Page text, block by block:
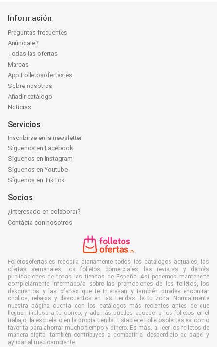
Información
Preguntas frecuentes
Anúnciate?
Todas las ofertas
Marcas
App Folletosofertas.es
Sobre nosotros
Añadir catálogo
Noticias
Servicios
Inscribirse en la newsletter
Síguenos en Facebook
Síguenos en Instagram
Síguenos en Youtube
Síguenos en TikTok
Socios
¿Interesado en colaborar?
Contácta con nosotros
Folletosofertas.es recopila diariamente todos los catálogos actuales, las
ofertas semanales, los folletos comerciales, las revistas y demás
publicaciones de todas las tiendas de España. Así podemos mantenerte
completamente informado/a sobre las promociones de los folletos, los
descuentos y las ofertas que te interesan y también puedes encontrar
chollos, rebajas y descuentos en las tiendas de tu zona. Normalmente
nuestra página cuenta con los catálogos más recientes antes de que
lleguen incluso a tu correo, y además puedes acceder a los folletos en el
trabajo, la escuela o en la propia tienda. Establece Folletosofertas.es como
favorita para ahorrar mucho tiempo y dinero. Es más, al leer los folletos de
manera digital también contribuyes a combatir el desperdicio de papel y
ayudar al medioambiente.